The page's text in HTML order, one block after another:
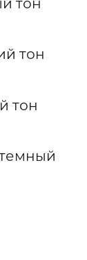
тон
тон